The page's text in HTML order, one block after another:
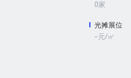
0家
光摊展位
-元/㎡